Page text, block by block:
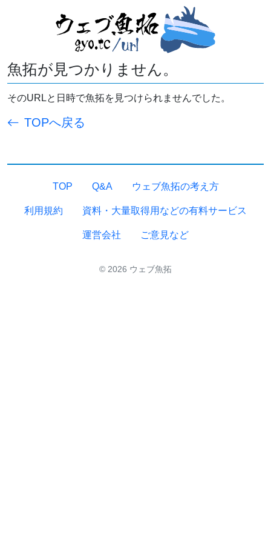
魚拓が見つかりません。
そのURLと日時で魚拓を見つけられませんでした。
TOPへ戻る
TOP Q&A ウェブ魚拓の考え方
利用規約 資料・大量取得用などの有料サービス
運営会社 ご意見など
© 2026 ウェブ魚拓